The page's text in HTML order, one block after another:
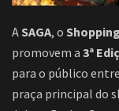
ASAGA, o
promovem a 3ª
para o público
praça principal do